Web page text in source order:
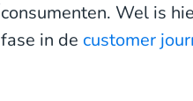
consumenten. Wel is
fase in de customer